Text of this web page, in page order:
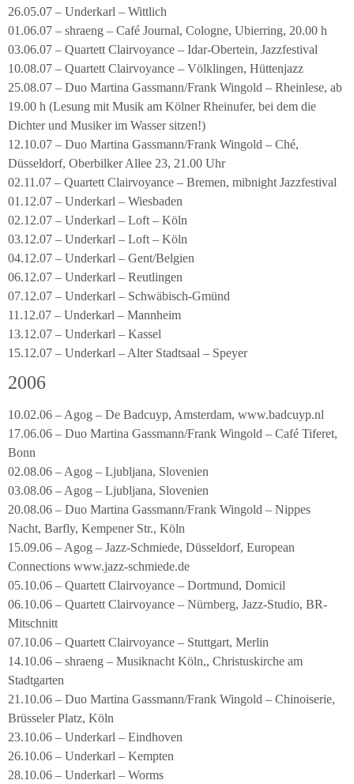
26.05.07 – Underkarl – Wittlich
01.06.07 – shraeng – Café Journal, Cologne, Ubierring, 20.00 h
03.06.07 – Quartett Clairvoyance – Idar-Obertein, Jazzfestival
10.08.07 – Quartett Clairvoyance – Völklingen, Hüttenjazz
25.08.07 – Duo Martina Gassmann/Frank Wingold – Rheinlese, ab
19.00 h (Lesung mit Musik am Kölner Rheinufer, bei dem die
Dichter und Musiker im Wasser sitzen!)
12.10.07 – Duo Martina Gassmann/Frank Wingold – Ché,
Düsseldorf, Oberbilker Allee 23, 21.00 Uhr
02.11.07 – Quartett Clairvoyance – Bremen, mibnight Jazzfestival
01.12.07 – Underkarl – Wiesbaden
02.12.07 – Underkarl – Loft – Köln
03.12.07 – Underkarl – Loft – Köln
04.12.07 – Underkarl – Gent/Belgien
06.12.07 – Underkarl – Reutlingen
07.12.07 – Underkarl – Schwäbisch-Gmünd
11.12.07 – Underkarl – Mannheim
13.12.07 – Underkarl – Kassel
15.12.07 – Underkarl – Alter Stadtsaal – Speyer
2006
10.02.06 – Agog – De Badcuyp, Amsterdam, www.badcuyp.nl
17.06.06 – Duo Martina Gassmann/Frank Wingold – Café Tiferet,
Bonn
02.08.06 – Agog – Ljubljana, Slovenien
03.08.06 – Agog – Ljubljana, Slovenien
20.08.06 – Duo Martina Gassmann/Frank Wingold – Nippes
Nacht, Barfly, Kempener Str., Köln
15.09.06 – Agog – Jazz-Schmiede, Düsseldorf, European
Connections www.jazz-schmiede.de
05.10.06 – Quartett Clairvoyance – Dortmund, Domicil
06.10.06 – Quartett Clairvoyance – Nürnberg, Jazz-Studio, BR-
Mitschnitt
07.10.06 – Quartett Clairvoyance – Stuttgart, Merlin
14.10.06 – shraeng – Musiknacht Köln,, Christuskirche am
Stadtgarten
21.10.06 – Duo Martina Gassmann/Frank Wingold – Chinoiserie,
Brüsseler Platz, Köln
23.10.06 – Underkarl – Eindhoven
26.10.06 – Underkarl – Kempten
28.10.06 – Underkarl – Worms